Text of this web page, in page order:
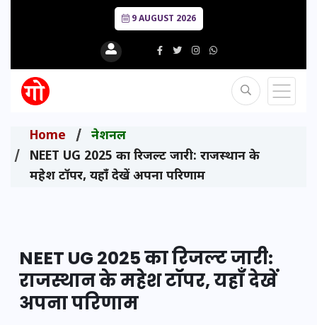
9 AUGUST 2026
Home
नेशनल
NEET UG 2025 का रिजल्ट जारी: राजस्थान के
महेश टॉपर, यहाँ देखें अपना परिणाम
NEET UG 2025 का रिजल्ट जारी:
राजस्थान के महेश टॉपर, यहाँ देखें
अपना परिणाम